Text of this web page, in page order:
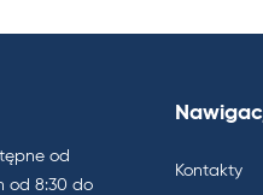
od
od 8:30 do
Kontakty